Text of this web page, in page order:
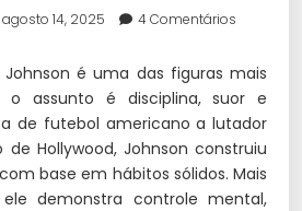
agosto 14, 2025
4 Comentários
Johnson é uma das figuras mais
o assunto é disciplina, suor e
de futebol americano a lutador
Hollywood, Johnson construiu
base em hábitos sólidos. Mais
demonstra controle mental,